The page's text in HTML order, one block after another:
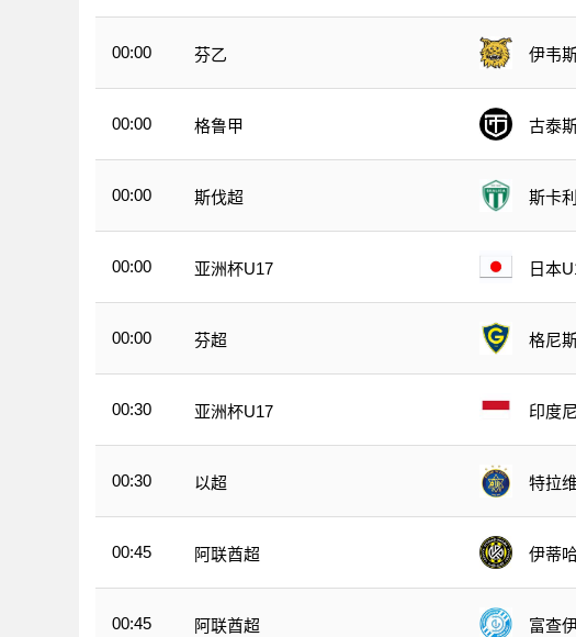
00:00 芬乙 伊韦
00:00 格鲁甲 古泰
00:00 斯伐超 斯卡
00:00 亚洲杯U17 日本
00:00 芬超 格尼
00:30 亚洲杯U17 印度
00:30 以超 特拉
00:45 阿联酋超 伊蒂
00:45 阿联酋超 富查